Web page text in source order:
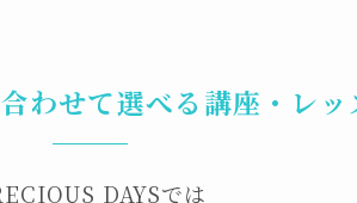
わせて選べる講座・レ
DAYSでは